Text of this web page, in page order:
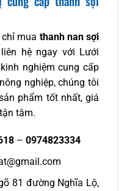
mua thanh nan sợi
hệ ngay với Lưới
nghiệm cung cấp
nghiệp, chúng tôi
phẩm tốt nhất, giá
tâm.
– 0974823334
81 đường Nghĩa Lộ,